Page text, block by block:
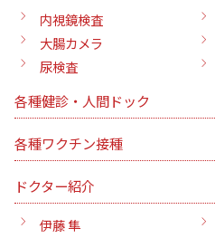
内視鏡検査
大腸カメラ
尿検査
各種健診・人間ドック
各種ワクチン接種
ドクター紹介
伊藤 隼